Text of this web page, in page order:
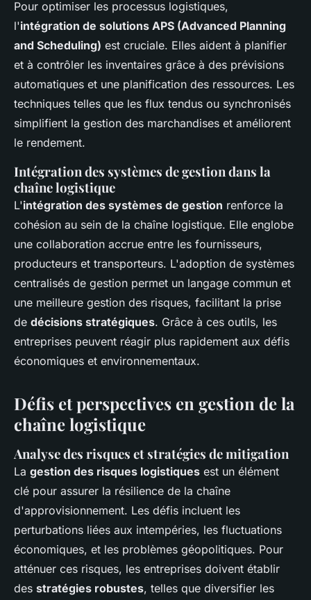
Pour optimiser les processus logistiques,
l'intégration de solutions APS (Advanced Planning
and Scheduling) est cruciale. Elles aident à planifier
et à contrôler les inventaires grâce à des prévisions
automatiques et une planification des ressources. Les
techniques telles que les flux tendus ou synchronisés
simplifient la gestion des marchandises et améliorent
le rendement.
Intégration des systèmes de gestion dans la
chaîne logistique
L'intégration des systèmes de gestion renforce la
cohésion au sein de la chaîne logistique. Elle englobe
une collaboration accrue entre les fournisseurs,
producteurs et transporteurs. L'adoption de systèmes
centralisés de gestion permet un langage commun et
une meilleure gestion des risques, facilitant la prise
de décisions stratégiques. Grâce à ces outils, les
entreprises peuvent réagir plus rapidement aux défis
économiques et environnementaux.
Défis et perspectives en gestion de la
chaîne logistique
Analyse des risques et stratégies de mitigation
La gestion des risques logistiques est un élément
clé pour assurer la résilience de la chaîne
d'approvisionnement. Les défis incluent les
perturbations liées aux intempéries, les fluctuations
économiques, et les problèmes géopolitiques. Pour
atténuer ces risques, les entreprises doivent établir
des stratégies robustes, telles que diversifier les